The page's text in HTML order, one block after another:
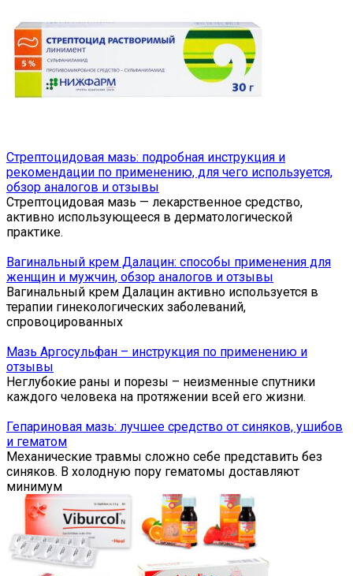
Стрептоцидовая мазь: подробная инструкция и
рекомендации по применению, для чего используется,
обзор аналогов и отзывы
Стрептоцидовая мазь — лекарственное средство,
активно использующееся в дерматологической
практике.
Вагинальный крем Далацин: способы применения для
женщин и мужчин, обзор аналогов и отзывы
Вагинальный крем Далацин активно используется в
терапии гинекологических заболеваний,
спровоцированных
Мазь Аргосульфан – инструкция по применению и
отзывы
Неглубокие раны и порезы – неизменные спутники
каждого человека на протяжении всей его жизни.
Гепариновая мазь: лучшее средство от синяков, ушибов
и гематом
Механические травмы сложно себе представить без
синяков. В холодную пору гематомы доставляют
минимум